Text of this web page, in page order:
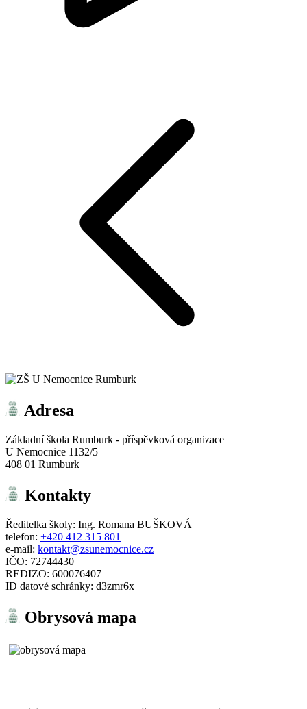
Adresa
Základní škola Rumburk - příspěvková organizace
U Nemocnice 1132/5
408 01 Rumburk
Kontakty
Ředitelka školy: Ing. Romana BUŠKOVÁ
telefon: +420 412 315 801
e-mail: kontakt@zsunemocnice.cz
IČO: 72744430
REDIZO: 600076407
ID datové schránky: d3zmr6x
Obrysová mapa